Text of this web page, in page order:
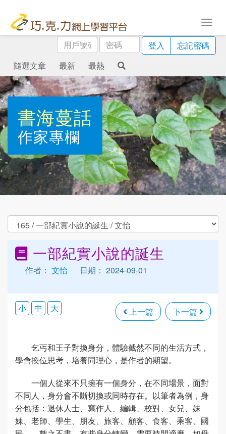
用
戶
號
碼
密
碼
登入
忘記密碼
隨選文章
最新 最熱
書海蔓話
作家專欄
一部紀實小說的誕生
作者： 文怡 日期： 2024-09-01
上一篇 下一篇
小 中 大
乞丐和王子對換身分，體驗截然不同的生活方式，
學會換位思考，培養同理心，是作者的期望。
一個人從來不只擁有一個身分，在不同場景，面對
不同人，身分會不斷切換或同時存在。以筆者為例，身
分包括：退休人士、寫作人、編輯、校對、女兒、妹
妹、老師、學生、朋友、旅客、顧客、食客、乘客、國